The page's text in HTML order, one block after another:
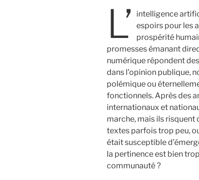
L’
intelligence
espoirs pour les
prospérité
promesses émanant
numérique répondent
dans l’opinion publique,
polémique ou
fonctionnels. Après des
internationaux et
marche, mais ils risquent
textes parfois trop peu,
était susceptible
la pertinence est bien
communauté ?